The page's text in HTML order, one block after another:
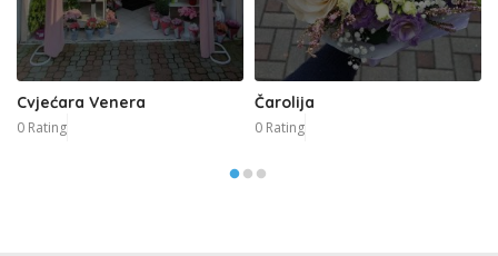
Cvjećara Venera
0 Rating
Čarolija
0 Rating